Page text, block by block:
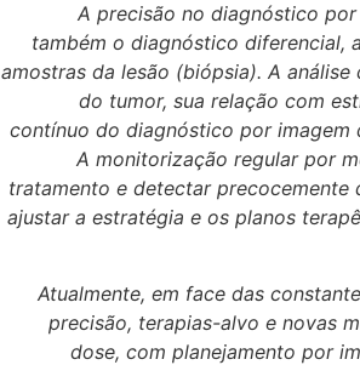
A precisão no diagnóstico
também o diagnóstico diferencial,
amostras da lesão (biópsia). A
do tumor, sua relação com
contínuo do diagnóstico por imagem
A monitorização regular por
tratamento e detectar precocemente
ajustar a estratégia e os planos
Atualmente, em face das
precisão, terapias-alvo e novas
dose, com planejamento por